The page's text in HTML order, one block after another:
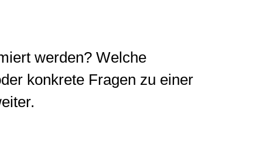
werden? Welche
konkrete Fragen zu einer